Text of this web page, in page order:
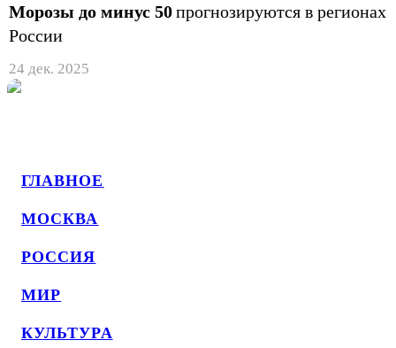
ГЛАВНОЕ
МОСКВА
РОССИЯ
МИР
КУЛЬТУРА
Морозы до минус 50прогнозируются в регионах
России
24 дек. 2025